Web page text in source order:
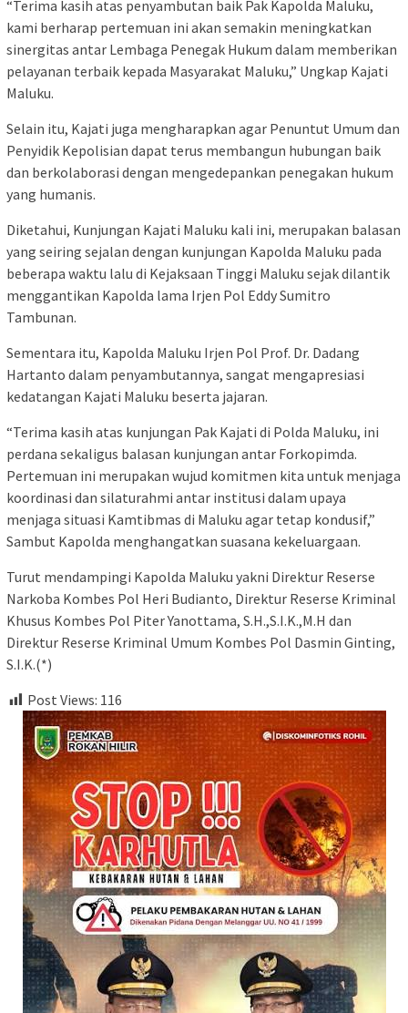
“Terima kasih atas penyambutan baik Pak Kapolda Maluku,
kami berharap pertemuan ini akan semakin meningkatkan
sinergitas antar Lembaga Penegak Hukum dalam memberikan
pelayanan terbaik kepada Masyarakat Maluku,” Ungkap Kajati
Maluku.
Selain itu, Kajati juga mengharapkan agar Penuntut Umum dan
Penyidik Kepolisian dapat terus membangun hubungan baik
dan berkolaborasi dengan mengedepankan penegakan hukum
yang humanis.
Diketahui, Kunjungan Kajati Maluku kali ini, merupakan balasan
yang seiring sejalan dengan kunjungan Kapolda Maluku pada
beberapa waktu lalu di Kejaksaan Tinggi Maluku sejak dilantik
menggantikan Kapolda lama Irjen Pol Eddy Sumitro
Tambunan.
Sementara itu, Kapolda Maluku Irjen Pol Prof. Dr. Dadang
Hartanto dalam penyambutannya, sangat mengapresiasi
kedatangan Kajati Maluku beserta jajaran.
“Terima kasih atas kunjungan Pak Kajati di Polda Maluku, ini
perdana sekaligus balasan kunjungan antar Forkopimda.
Pertemuan ini merupakan wujud komitmen kita untuk menjaga
koordinasi dan silaturahmi antar institusi dalam upaya
menjaga situasi Kamtibmas di Maluku agar tetap kondusif,”
Sambut Kapolda menghangatkan suasana kekeluargaan.
Turut mendampingi Kapolda Maluku yakni Direktur Reserse
Narkoba Kombes Pol Heri Budianto, Direktur Reserse Kriminal
Khusus Kombes Pol Piter Yanottama, S.H.,S.I.K.,M.H dan
Direktur Reserse Kriminal Umum Kombes Pol Dasmin Ginting,
S.I.K.(*)
Post Views: 116